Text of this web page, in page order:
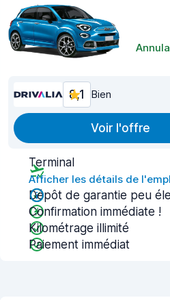
8,1 Bien
Voir l'offre
Terminal
Afficher les détails de
Dépôt de garantie peu
Confirmation immédiate !
Kilométrage illimité
Paiement immédiat